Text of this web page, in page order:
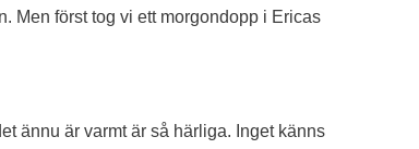
Men först tog vi ett morgondopp i Ericas
ännu är varmt är så härliga. Inget känns